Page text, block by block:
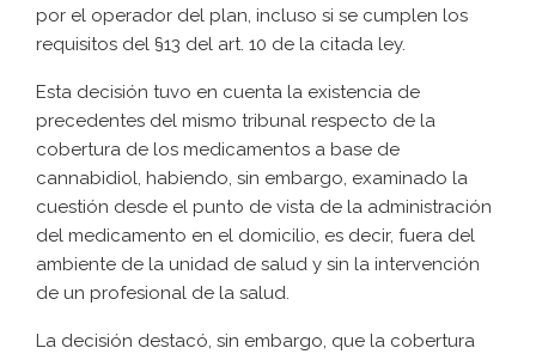
por el operador del plan, incluso si se cumplen los
requisitos del §13 del art. 10 de la citada ley.
Esta decisión tuvo en cuenta la existencia de
precedentes del mismo tribunal respecto de la
cobertura de los medicamentos a base de
cannabidiol, habiendo, sin embargo, examinado la
cuestión desde el punto de vista de la administración
del medicamento en el domicilio, es decir, fuera del
ambiente de la unidad de salud y sin la intervención
de un profesional de la salud.
La decisión destacó, sin embargo, que la cobertura